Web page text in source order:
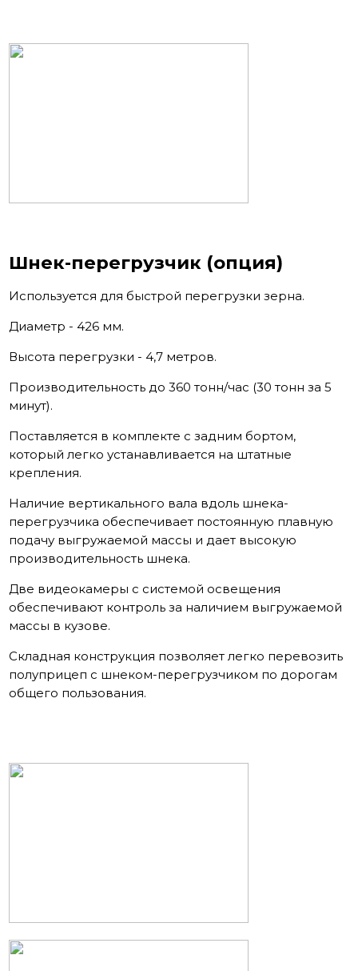
Шнек-перегрузчик (опция)
Используется для быстрой перегрузки зерна.
Диаметр - 426 мм.
Высота перегрузки - 4,7 метров.
Производительность до 360 тонн/час (30 тонн за 5
минут).
Поставляется в комплекте с задним бортом,
который легко устанавливается на штатные
крепления.
Наличие вертикального вала вдоль шнека-
перегрузчика обеспечивает постоянную плавную
подачу выгружаемой массы и дает высокую
производительность шнека.
Две видеокамеры с системой освещения
обеспечивают контроль за наличием выгружаемой
массы в кузове.
Складная конструкция позволяет легко перевозить
полуприцеп с шнеком-перегрузчиком по дорогам
общего пользования.